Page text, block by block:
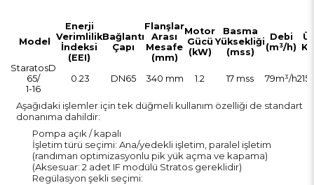
Model
Enerji
Verimlilik
İndeksi
(EEI)
Bağlantı
Çapı
Flanşlar
Arası
Mesafe
(mm)
Motor
Gücü
(kW)
Basma
Yüksekliği
(mss)
Debi
(m³/h)
StaratosD
65/
1-16
0.23 DN65 340 mm 1.2 17 mss 79m³/h
Aşağıdaki işlemler için tek düğmeli kullanım özelliği de standart
donanıma dahildir:
Pompa açık / kapalı
İşletim türü seçimi: Ana/yedekli işletim, paralel işletim
(randıman optimizasyonlu pik yük açma ve kapama)
(Aksesuar: 2 adet IF modülü Stratos gereklidir)
Regülasyon şekli seçimi: